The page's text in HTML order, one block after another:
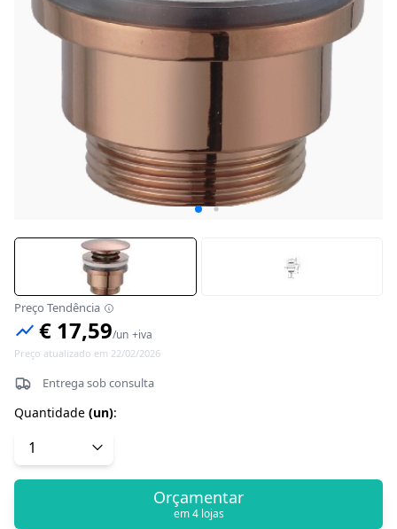
Preço Tendência
€ 17,59/un +iva
Preço atualizado em 22/02/2026
Entrega sob consulta
Quantidade (un):
Orçamentar
em 4 lojas